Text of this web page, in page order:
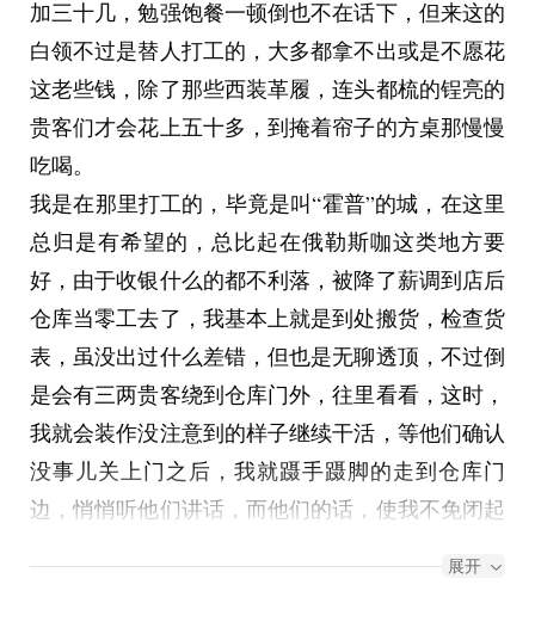
为一个沿海的城市，我们不得不加派更多防卫部
队，不断消耗我们的劳力来维持着脆弱的稳定，而
那些联盟却对此毫无歉意，他们压迫着他们的人
民，他们不愿意作出任何改变，他们假装他们在进
行着伟大的事业，但其实这一切都没有任何意义，
他们建起了一座腐朽的城市—裴南，来与我们进行
竞争，但这只是在无意义的空耗，俨然如同他们指
责的一样，而我们应该做的不是一味地追求高速，
我们要做的是提升力量，而不是赛跑，是自卫，以
防止自己成为索佘主义的受害者....
青年很想知道更多内容，但一道声音打断了他：
“公民ID尾号1464请注意，您所持有的传播阅览设
备可以在站台旁的柜内交还.........尾号1464桉先
生，传播阅览设备将于一分钟后对您停用，请尽快
加三十几，勉强饱餐一顿倒也不在话下，但来这的
白领不过是替人打工的，大多都拿不出或是不愿花
这老些钱，除了那些西装革履，连头都梳的锃亮的
贵客们才会花上五十多，到掩着帘子的方桌那慢慢
吃喝。
我是在那里打工的，毕竟是叫“霍普”的城，在这里
总归是有希望的，总比起在俄勒斯咖这类地方要
好，由于收银什么的都不利落，被降了薪调到店后
仓库当零工去了，我基本上就是到处搬货，检查货
表，虽没出过什么差错，但也是无聊透顶，不过倒
是会有三两贵客绕到仓库门外，往里看看，这时，
我就会装作没注意到的样子继续干活，等他们确认
没事儿关上门之后，我就蹑手蹑脚的走到仓库门
边，悄悄听他们讲话，而他们的话，使我不免闭起
展开